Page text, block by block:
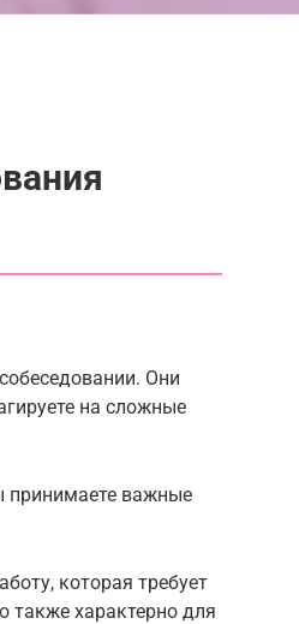
Они
на сложные
принимаете важные
которая требует
также характерно для